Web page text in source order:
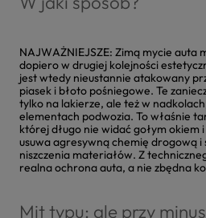
NAJWAŻNIEJSZE: Zimą mycie auta
dopiero w drugiej kolejności
jest wtedy nieustannie atakowany
piasek i błoto pośniegowe. Te
tylko na lakierze, ale też w
elementach podwozia. To właśnie
której długo nie widać gołym
usuwa agresywną chemię drogową
niszczenia materiałów. Z
realna ochrona auta, a nie zbędna
Mit typu: ale przy